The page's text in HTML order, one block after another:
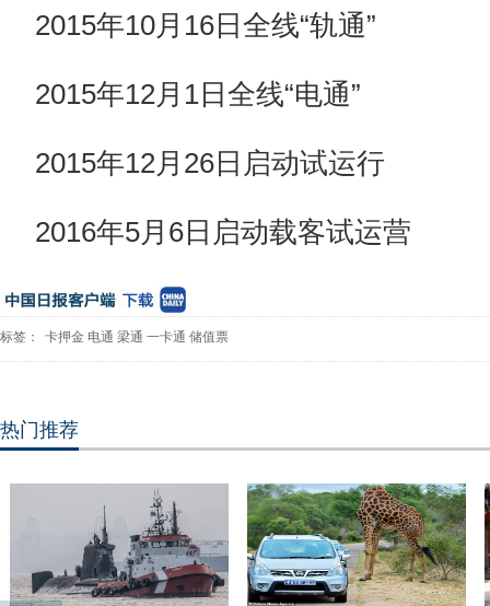
2015年10月16日全线“轨通”
2015年12月1日全线“电通”
2015年12月26日启动试运行
2016年5月6日启动载客试运营
标签： 卡押金 电通 梁通 一卡通 储值票
热门推荐